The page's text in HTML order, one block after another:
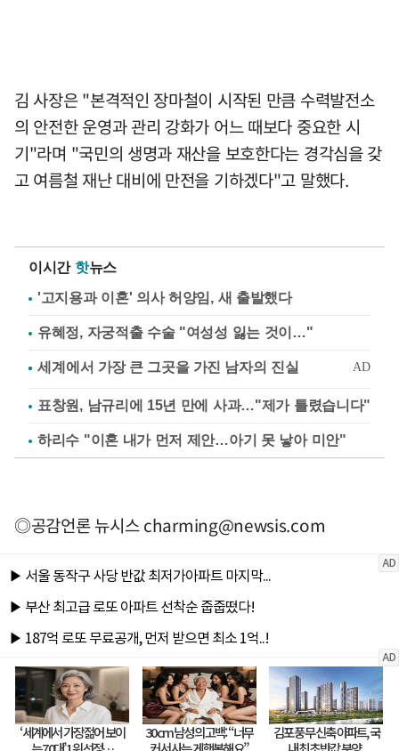
김 사장은 "본격적인 장마철이 시작된 만큼 수력발전소
의 안전한 운영과 관리 강화가 어느 때보다 중요한 시
기"라며 "국민의 생명과 재산을 보호한다는 경각심을 갖
고 여름철 재난 대비에 만전을 기하겠다"고 말했다.
이시간 핫뉴스
'고지용과 이혼' 의사 허양임, 새 출발했다
유혜정, 자궁적출 수술 "여성성 잃는 것이…"
표창원, 남규리에 15년 만에 사과…"제가 틀렸습니다"
하리수 "이혼 내가 먼저 제안…아기 못 낳아 미안"
◎공감언론 뉴시스charming@newsis.com